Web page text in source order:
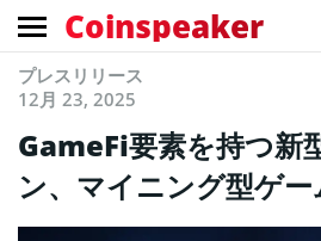
Coinspeaker
プレスリリース
12月 23, 2025
GameFi要素を持つ新
ン、マイニング型ゲ